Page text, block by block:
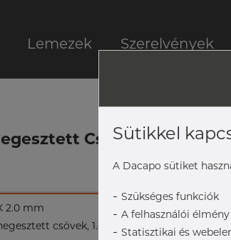
Lemezek Szerelvények
Csövek, 1.4571,
2.0 mm
csövek, 1.4571, EN 10217-7, TC2,
Sütikkel
A Dacapo sütiket
- Szükséges funkciók
- A felhasználói
- Statisztikai és